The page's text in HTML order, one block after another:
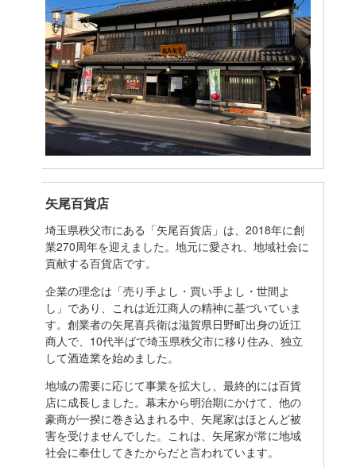
矢尾百貨店
埼玉県秩父市にある「矢尾百貨店」は、2018年に創
業270周年を迎えました。地元に愛され、地域社会に
貢献する百貨店です。
企業の理念は「売り手よし・買い手よし・世間よ
し」であり、これは近江商人の精神に基づいていま
す。創業者の矢尾喜兵衛は滋賀県日野町出身の近江
商人で、10代半ばで埼玉県秩父市に移り住み、独立
して酒造業を始めました。
地域の需要に応じて事業を拡大し、最終的には百貨
店に成長しました。幕末から明治期にかけて、他の
豪商が一揆に巻き込まれる中、矢尾家はほとんど被
害を受けませんでした。これは、矢尾家が常に地域
社会に奉仕してきたからだと言われています。